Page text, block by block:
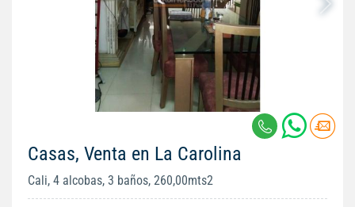
Casas, Venta en La Carolina
Cali, 4 alcobas, 3 baños, 260,00mts2